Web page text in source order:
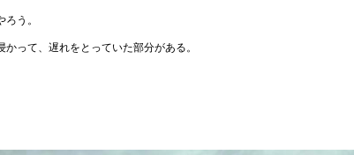
う。
って、遅れをとっていた部分がある。